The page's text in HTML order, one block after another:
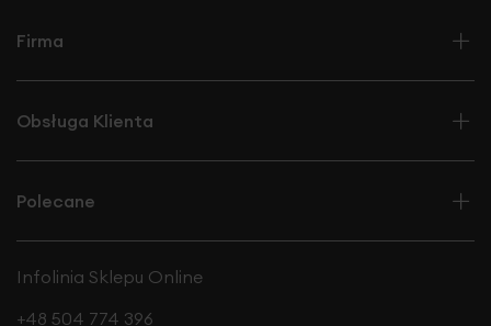
Firma
Obsługa Klienta
Polecane
Infolinia Sklepu Online
+48 504 774 396